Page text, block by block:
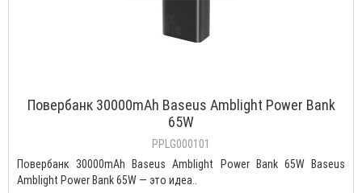
Повербанк 30000mAh Baseus Amblight Power Bank
65W
PPLG000101
Повербанк 30000mAh Baseus Amblight Power Bank 65W Baseus
Amblight Power Bank 65W — это идеа..